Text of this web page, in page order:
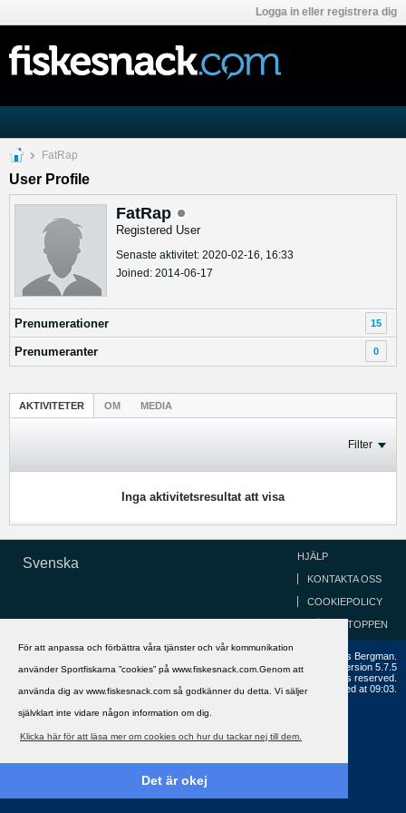
För att anpassa och förbättra våra tjänster och vår kommunikation
använder Sportfiskarna ”cookies” på www.fiskesnack.com.Genom att
använda dig av www.fiskesnack.com så godkänner du detta. Vi säljer
självklart inte vidare någon information om dig.
Klicka här för att läsa mer om cookies och hur du tackar nej till dem.
Det är okej
Logga in eller registrera dig
FatRap
User Profile
FatRap
Registered User
Senaste aktivitet: 2020-02-16, 16:33
Joined: 2014-06-17
Prenumerationer 15
Prenumeranter 0
AKTIVITETER OM MEDIA
Filter
Inga aktivitetsresultat att visa
Svenska HJÄLP
KONTAKTA OSS
COOKIEPOLICY
GÅ TILL TOPPEN
Copyright ©2002 - 2021, FiskeSnack.com. Grundad 2002 av Anders Bergman.
Powered byvBulletin®
Version 5.7.5
Copyright © 2026 MH Sub I, LLC dba vBulletin. All rights reserved.
All times are GMT+1. This page was generated at 09:03.